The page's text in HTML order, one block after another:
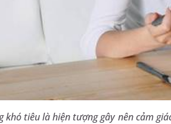
khó tiêu là hiện tượng gây nên cảm